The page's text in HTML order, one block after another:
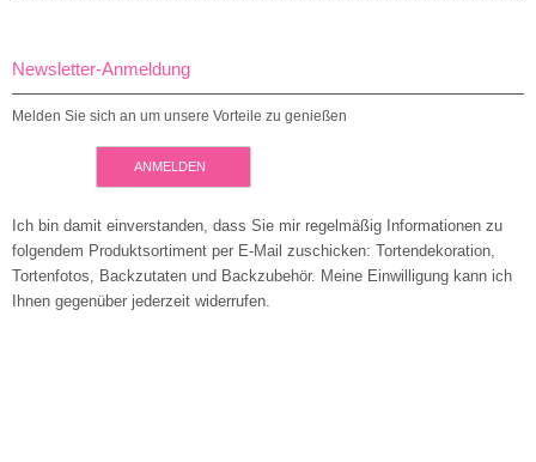
Newsletter-Anmeldung
Melden Sie sich an um unsere Vorteile zu genießen
ANMELDEN
Ich bin damit einverstanden, dass Sie mir regelmäßig Informationen zu
folgendem Produktsortiment per E-Mail zuschicken: Tortendekoration,
Tortenfotos, Backzutaten und Backzubehör. Meine Einwilligung kann ich
Ihnen gegenüber jederzeit widerrufen.